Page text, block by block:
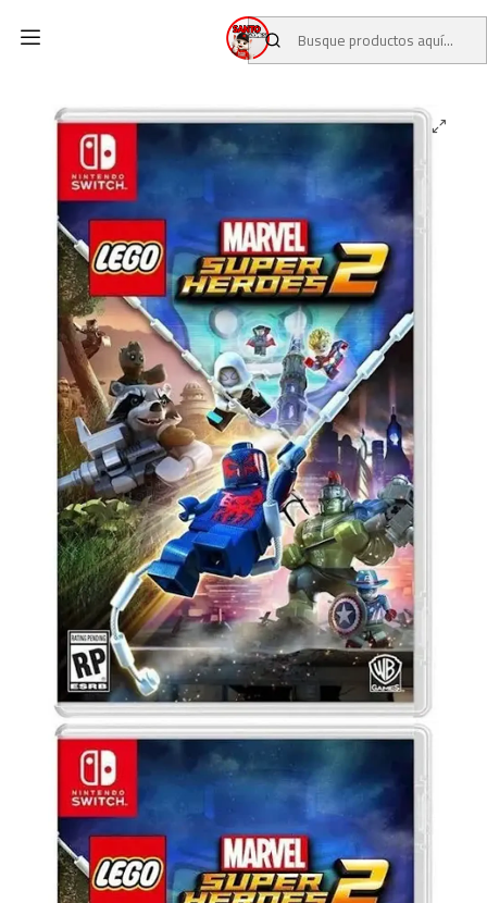
JUEGOS USADOS JUEGOS NINTENDO SWITCH
LEGO Marvel Super Heroes 2